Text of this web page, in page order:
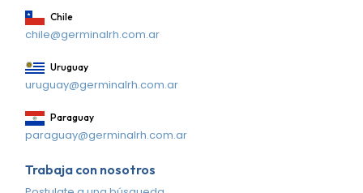
Chile
chile@germinalrh.com.ar
Uruguay
uruguay@germinalrh.com.ar
Paraguay
paraguay@germinalrh.com.ar
Trabaja con nosotros